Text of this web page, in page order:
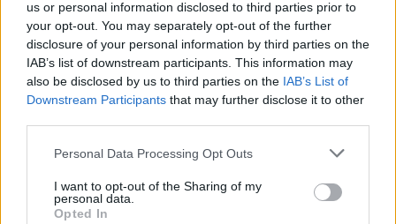
us or personal information disclosed to third parties prior to
your opt-out. You may separately opt-out of the further
disclosure of your personal information by third parties on the
IAB’s list of downstream participants. This information may
also be disclosed by us to third parties on the IAB’s List of
Downstream Participants that may further disclose it to other
Personal Data Processing Opt Outs
I want to opt-out of the Sharing of my
personal data.
Opted In